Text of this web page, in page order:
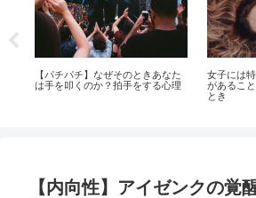
【パチパチ】なぜそのときあなた
は手を叩くのか？拍手をする心理
女子には
があるこ
とき
【内向性】アイゼンクの覚